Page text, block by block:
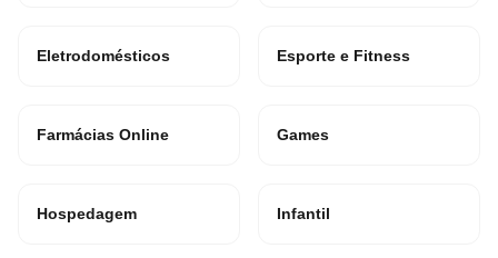
Eletrodomésticos Esporte e Fitness
Farmácias Online Games
Hospedagem Infantil